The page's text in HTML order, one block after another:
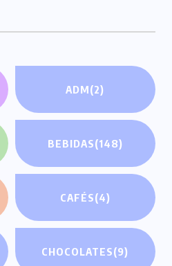
ADM(2)
BEBIDAS(148)
CAFÉS(4)
CHOCOLATES(9)